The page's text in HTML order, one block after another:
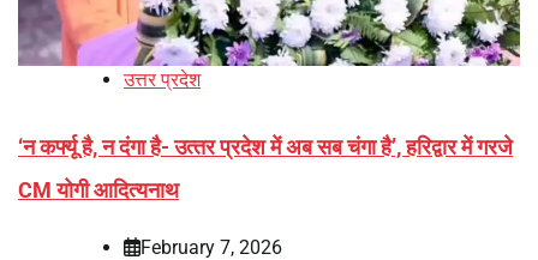
उत्तर प्रदेश
‘न कर्फ्यू है, न दंगा है- उत्‍तर प्रदेश में अब सब चंगा है’, हरिद्वार में गरजे
CM योगी आदित्‍यनाथ
February 7, 2026